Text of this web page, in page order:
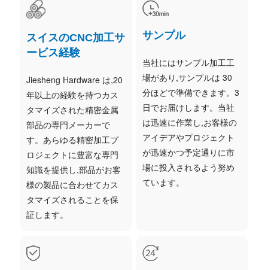
スイスのCNC加工サ
ービス経験
Jiesheng Hardware は,20
年以上の経験を持つカス
タマイズされた精密金属
部品の専門メーカーで
す。あらゆる精密加工プ
ロジェクトに豊富な専門
知識を提供し,部品がお客
様の製品に合わせてカス
タマイズされることを保
証します。
サンプル
当社にはサンプル加工工
場があり,サンプルは 30
分ほどで準備できます。3
日でお届けします。当社
は迅速に作業し,お客様の
アイデアやプロジェクト
が迅速かつ予定通りに市
場に投入されるよう努め
ています。